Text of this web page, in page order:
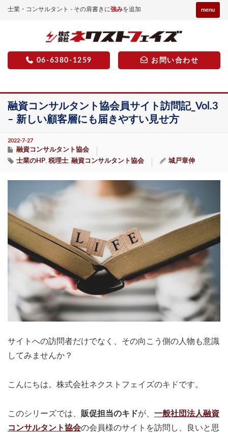
士業・コンサルタント - その肩書きに強みを追加 menu
06-6380-1259 お問い合わせ
融資コンサルタント協会員サイト訪問記_Vol.3
– 新しい顧客層にも届きやすい見せ方
2022-7-27
融資コンサルタント協会
士業のHP 税理士 融資コンサルタント協会 城戸章伸
サイトへの訪問者だけでなく、その向こう側の人物も意識
してみませんか？
こんにちは。株式会社ネクストフェイズのキドです。
このシリーズでは、 販促担当のキドが、 一般社団法人融資
コンサルタント協会の会員様のサイトを訪問し、良いと思